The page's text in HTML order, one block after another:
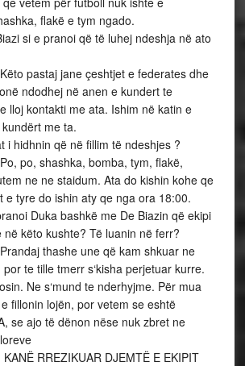
flakë e tym ngado.
si e pranoi që të luhej ndeshja në ato
pastaj jane çeshtjet e federates dhe
ndodhej në anen e kundert te
lloj kontakti me ata. Ishim në katin e
me ta.
i hidhnin që në fillim të ndeshjes ?
po, shashka, bomba, tym, flakë,
ne ne staidum. Ata do kishin kohe qe
e tyre do ishin aty qe nga ora 18:00.
Duka bashkë me De Biazin që ekipi
këto kushte? Të luanin në ferr?
thashe une që kam shkuar ne
te tille tmerr s‘kisha perjetuar kurre.
Ne s‘mund te nderhyjme. Për mua
fillonin lojën, por vetem se eshtë
se ajo të dënon nëse nuk zbret ne
RREZIKUAR DJEMTË E EKIPIT